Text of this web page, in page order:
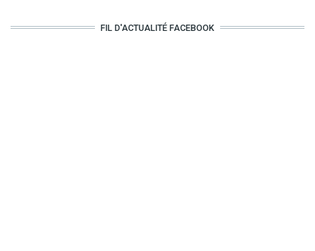
FIL D'ACTUALITÉ FACEBOOK